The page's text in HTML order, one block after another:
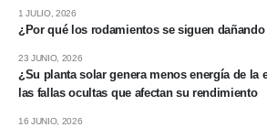
¿Por qué los rodamientos se siguen
1 JULIO, 2026
¿Su planta solar genera menos energía de la
las fallas ocultas que afectan su rendimiento
23 JUNIO, 2026
16 JUNIO, 2026